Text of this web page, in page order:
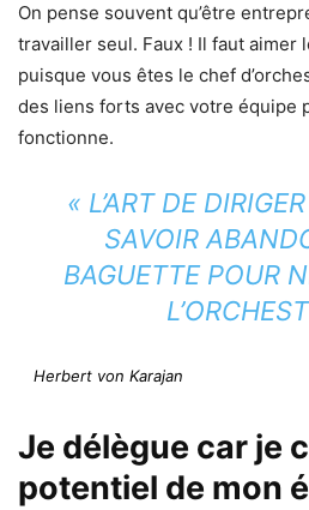
On pense souvent qu’être
travailler seul. Faux ! Il faut aimer
puisque vous êtes le chef
des liens forts avec votre équipe
fonctionne.
« L’ART DE
SAVOIR
BAGUETTE POUR
Herbert von Karajan
Je délègue car je
potentiel de mon